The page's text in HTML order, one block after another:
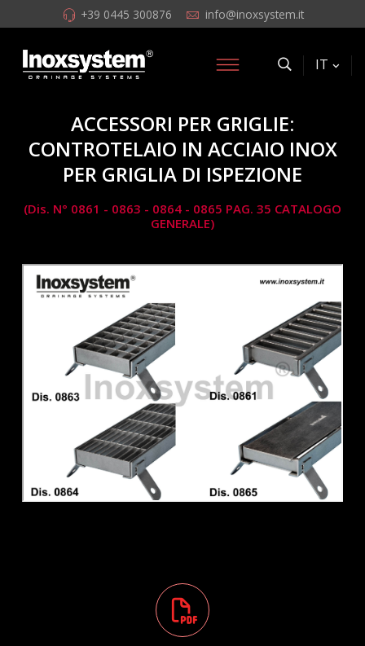
+39 0445 300876 info@inoxsystem.it
IT
ACCESSORI PER GRIGLIE:
CONTROTELAIO IN ACCIAIO INOX
PER GRIGLIA DI ISPEZIONE
(Dis. N° 0861 - 0863 - 0864 - 0865 PAG. 35 CATALOGO
GENERALE)